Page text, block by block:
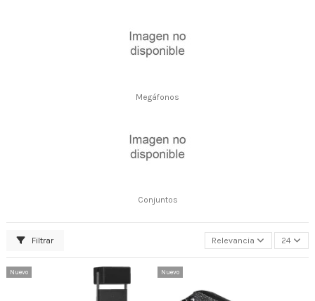
Megáfonos
Conjuntos
Filtrar Relevancia 24
Nuevo Nuevo